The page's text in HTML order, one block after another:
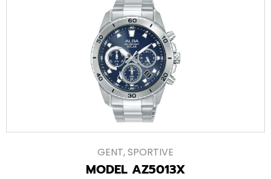
GENT,SPORTIVE
MODEL AZ5013X